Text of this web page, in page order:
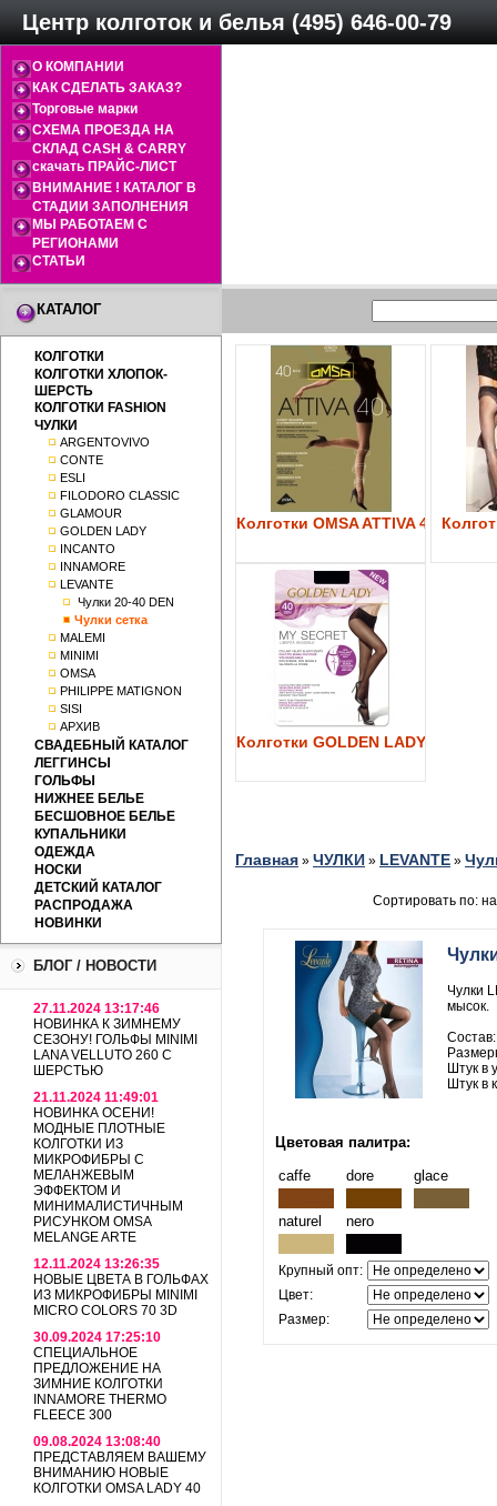
Центр колготок и белья (495) 646-00-79
О КОМПАНИИ
КАК СДЕЛАТЬ ЗАКАЗ?
Торговые марки
СХЕМА ПРОЕЗДА НА
СКЛАД CASH & CARRY
скачать ПРАЙС-ЛИСТ
ВНИМАНИЕ ! КАТАЛОГ В
СТАДИИ ЗАПОЛНЕНИЯ
МЫ РАБОТАЕМ С
РЕГИОНАМИ
СТАТЬИ
КАТАЛОГ
КОЛГОТКИ
КОЛГОТКИ ХЛОПОК-
ШЕРСТЬ
КОЛГОТКИ FASHION
ЧУЛКИ
ARGENTOVIVO
CONTE
ESLI
FILODORO CLASSIC
GLAMOUR
GOLDEN LADY
INCANTO
INNAMORE
LEVANTE
Чулки 20-40 DEN
Чулки сетка
MALEMI
MINIMI
OMSA
PHILIPPE MATIGNON
SISI
АРХИВ
СВАДЕБНЫЙ КАТАЛОГ
ЛЕГГИНСЫ
ГОЛЬФЫ
НИЖНЕЕ БЕЛЬЕ
БЕСШОВНОЕ БЕЛЬЕ
КУПАЛЬНИКИ
ОДЕЖДА
НОСКИ
ДЕТСКИЙ КАТАЛОГ
РАСПРОДАЖА
НОВИНКИ
БЛОГ / НОВОСТИ
27.11.2024 13:17:46
НОВИНКА К ЗИМНЕМУ
СЕЗОНУ! ГОЛЬФЫ MINIMI
LANA VELLUTO 260 С
ШЕРСТЬЮ
21.11.2024 11:49:01
НОВИНКА ОСЕНИ!
МОДНЫЕ ПЛОТНЫЕ
КОЛГОТКИ ИЗ
МИКРОФИБРЫ С
МЕЛАНЖЕВЫМ
ЭФФЕКТОМ И
МИНИМАЛИСТИЧНЫМ
РИСУНКОМ OMSA
MELANGE ARTE
12.11.2024 13:26:35
НОВЫЕ ЦВЕТА В ГОЛЬФАХ
ИЗ МИКРОФИБРЫ MINIMI
MICRO COLORS 70 3D
30.09.2024 17:25:10
СПЕЦИАЛЬНОЕ
ПРЕДЛОЖЕНИЕ НА
ЗИМНИЕ КОЛГОТКИ
INNAMORE THERMO
FLEECE 300
09.08.2024 13:08:40
ПРЕДСТАВЛЯЕМ ВАШЕМУ
ВНИМАНИЮ НОВЫЕ
КОЛГОТКИ OMSA LADY 40
Колготки OMSA ATTIVA 40
Колготки GOLDEN LADY My
Главная » ЧУЛКИ » LEVANTE »
Сортировать по:
Чулки
мысок.
Штук в
Штук в
Цветовая палитра:
caffe
dore glace
naturel nero
Крупный опт:
Цвет:
Размер: